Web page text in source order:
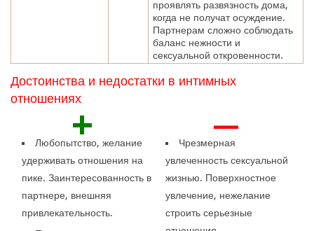
проявлять развязность дома,
когда не получат осуждение.
Партнерам сложно соблюдать
баланс нежности и
сексуальной откровенности.
Достоинства и недостатки в интимных
отношениях
+
Любопытство, желание
удерживать отношения на
пике. Заинтересованность в
партнере, внешняя
привлекательность.
—
Чрезмерная
увлеченность сексуальной
жизнью. Поверхностное
увлечение, нежелание
строить серьезные